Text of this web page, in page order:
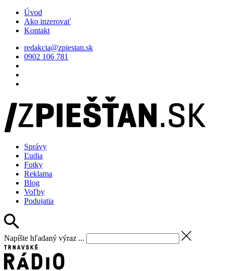
Úvod
Ako inzerovať
Kontakt
redakcia@zpiestan.sk
0902 106 781
Správy
Ľudia
Fotky
Reklama
Blog
Voľby
Podujatia
Napíšte hľadaný výraz ...